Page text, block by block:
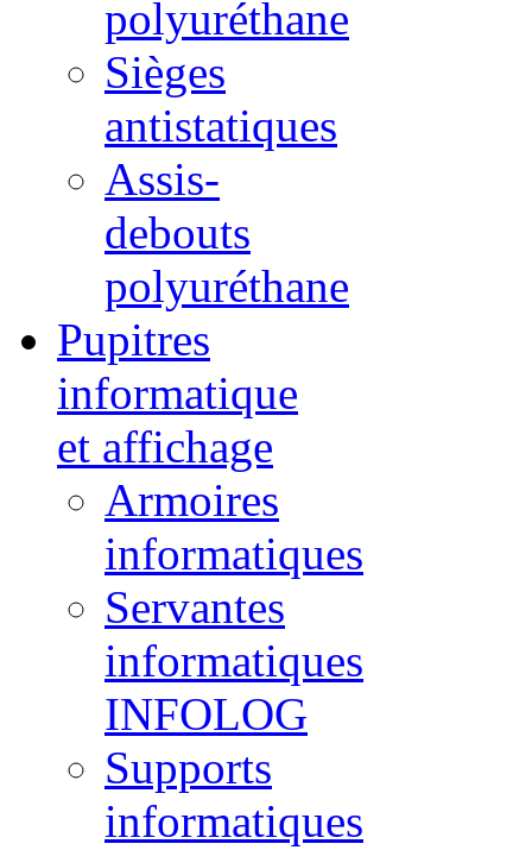
polyuréthane
Sièges
antistatiques
Assis-
debouts
polyuréthane
Pupitres
informatique
et affichage
Armoires
informatiques
Servantes
informatiques
INFOLOG
Supports
informatiques